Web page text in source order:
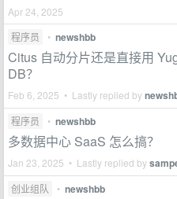
Apr 24, 2025
程序员
• newshbb
Citus 自动分片还是直接用
DB？
Feb 6, 2025 • Lastly replied by
程序员 • newshbb
多数据中心 SaaS 怎么搞？
Jan 23, 2025 • Lastly replied by
创业组队 • newshbb